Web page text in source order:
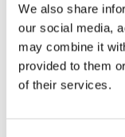
We also share
our social media,
may combine it
provided to them
of their services.